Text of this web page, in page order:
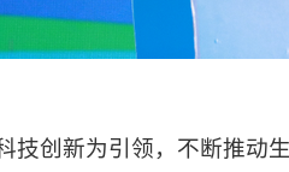
创新为引领，不断推动